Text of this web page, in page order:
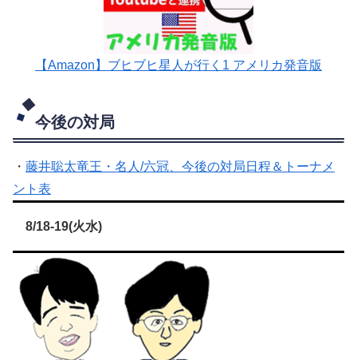
【Amazon】ブヒブヒ星人が行く1 アメリカ発音版
今後の対局
・ 藤井聡太竜王・名人/六冠、今後の対局日程＆トーナメ
ント表
8/18-19(火水)